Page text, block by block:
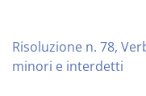
Risoluzione n. 78,
minori e interdetti